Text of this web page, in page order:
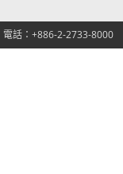
電話：+886-2-2733-8000